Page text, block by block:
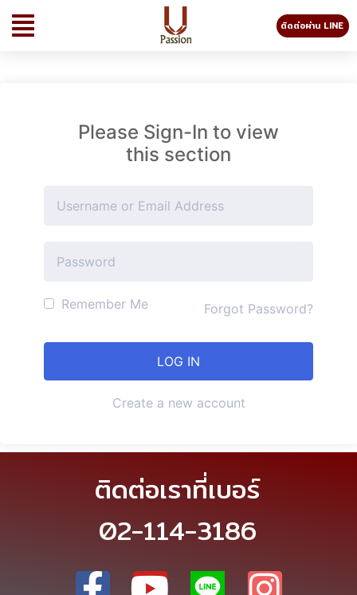
ติดต่อผ่าน LINE
Please Sign-In to view
this section
Remember Me Forgot Password?
Create a new account
ติดต่อเราที่เบอร์
02-114-3186